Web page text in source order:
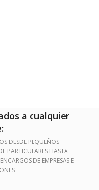
a cualquier
DESDE PEQUEÑOS
PARTICULARES HASTA
DE EMPRESAS E